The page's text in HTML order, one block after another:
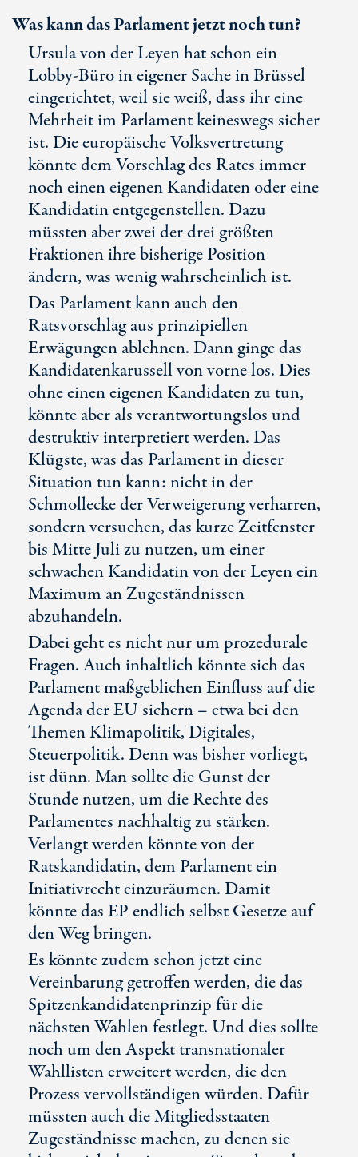
Was kann das Parlament jetzt noch tun?
Ursula von der Leyen hat schon ein
Lobby-Büro in eigener Sache in Brüssel
eingerichtet, weil sie weiß, dass ihr eine
Mehrheit im Parlament keineswegs sicher
ist. Die europäische Volksvertretung
könnte dem Vorschlag des Rates immer
noch einen eigenen Kandidaten oder eine
Kandidatin entgegenstellen. Dazu
müssten aber zwei der drei größten
Fraktionen ihre bisherige Position
ändern, was wenig wahrscheinlich ist.
Das Parlament kann auch den
Ratsvorschlag aus prinzipiellen
Erwägungen ablehnen. Dann ginge das
Kandidatenkarussell von vorne los. Dies
ohne einen eigenen Kandidaten zu tun,
könnte aber als verantwortungslos und
destruktiv interpretiert werden. Das
Klügste, was das Parlament in dieser
Situation tun kann: nicht in der
Schmollecke der Verweigerung verharren,
sondern versuchen, das kurze Zeitfenster
bis Mitte Juli zu nutzen, um einer
schwachen Kandidatin von der Leyen ein
Maximum an Zugeständnissen
abzuhandeln.
Dabei geht es nicht nur um prozedurale
Fragen. Auch inhaltlich könnte sich das
Parlament maßgeblichen Einfluss auf die
Agenda der EU sichern – etwa bei den
Themen Klimapolitik, Digitales,
Steuerpolitik. Denn was bisher vorliegt,
ist dünn. Man sollte die Gunst der
Stunde nutzen, um die Rechte des
Parlamentes nachhaltig zu stärken.
Verlangt werden könnte von der
Ratskandidatin, dem Parlament ein
Initiativrecht einzuräumen. Damit
könnte das EP endlich selbst Gesetze auf
den Weg bringen.
Es könnte zudem schon jetzt eine
Vereinbarung getroffen werden, die das
Spitzenkandidatenprinzip für die
nächsten Wahlen festlegt. Und dies sollte
noch um den Aspekt transnationaler
Wahllisten erweitert werden, die den
Prozess vervollständigen würden. Dafür
müssten auch die Mitgliedsstaaten
Zugeständnisse machen, zu denen sie